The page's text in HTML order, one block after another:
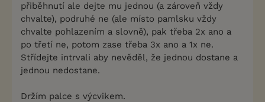
přiběhnutí ale dejte mu jednou (a zároveň vždy
chvalte), podruhé ne (ale místo pamlsku vždy
chvalte pohlazením a slovně), pak třeba 2x ano a
po třetí ne, potom zase třeba 3x ano a 1x ne.
Střídejte intrvali aby nevěděl, že jednou dostane a
jednou nedostane.
Držím palce s výcvikem.